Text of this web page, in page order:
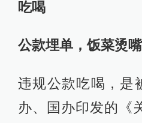
吃喝
公款埋单，饭菜烫嘴
违规公款吃喝，是
办、国办印发的《